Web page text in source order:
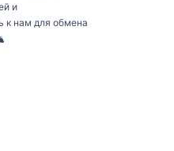
и
к нам для обмена